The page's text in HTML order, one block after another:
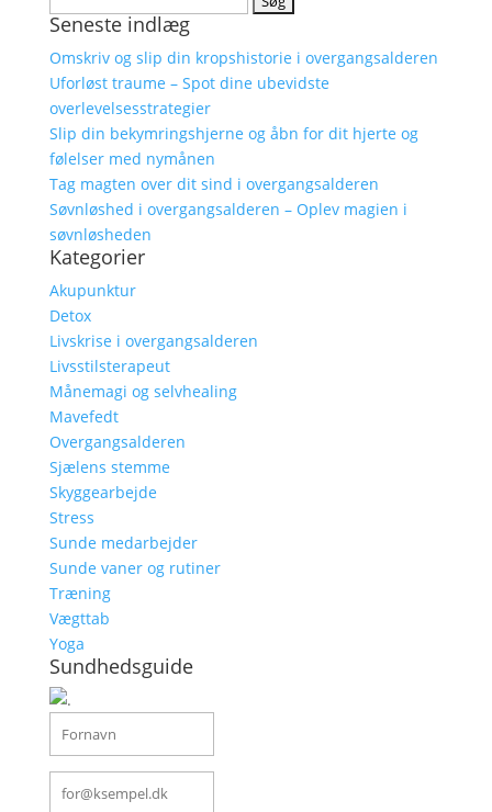
efter:
Seneste indlæg
Omskriv og slip din kropshistorie i overgangsalderen
Uforløst traume – Spot dine ubevidste
overlevelsesstrategier
Slip din bekymringshjerne og åbn for dit hjerte og
følelser med nymånen
Tag magten over dit sind i overgangsalderen
Søvnløshed i overgangsalderen – Oplev magien i
søvnløsheden
Kategorier
Akupunktur
Detox
Livskrise i overgangsalderen
Livsstilsterapeut
Månemagi og selvhealing
Mavefedt
Overgangsalderen
Sjælens stemme
Skyggearbejde
Stress
Sunde medarbejder
Sunde vaner og rutiner
Træning
Vægttab
Yoga
Sundhedsguide